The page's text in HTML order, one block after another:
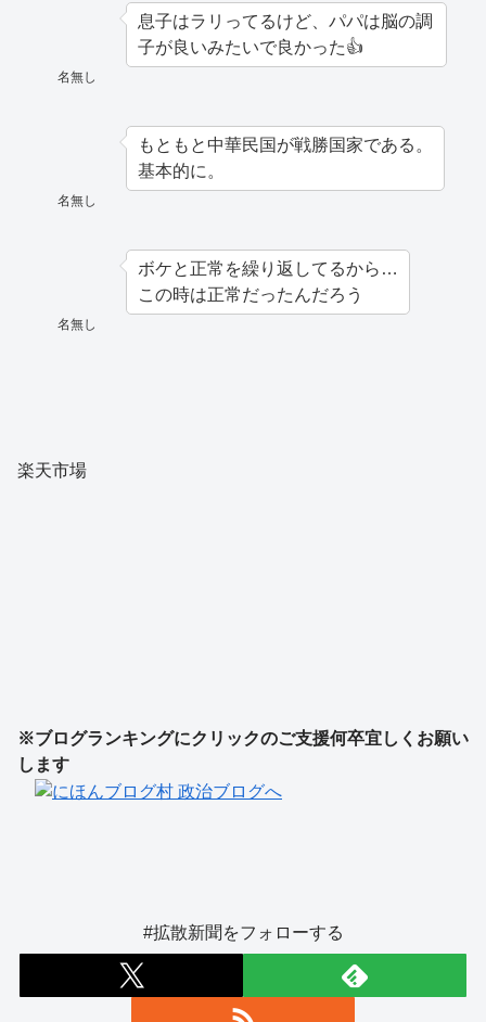
名無し
息子はラリってるけど、パパは脳の調
子が良いみたいで良かった👍
名無し
もともと中華民国が戦勝国家である。
基本的に。
名無し
ボケと正常を繰り返してるから…
この時は正常だったんだろう
楽天市場
※ブログランキングにクリックのご支援何卒宜しくお願い
します
#拡散新聞をフォローする